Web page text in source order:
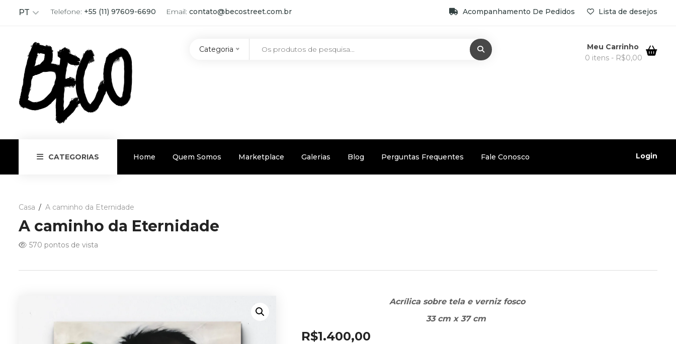
PT Telefone: +55 (11) 97609-6690 Email: contato@becostreet.com.br Acompanhamento De Pedidos Lista de desejos
Categoria
Meu Carrinho
0 itens - R$0,00
CATEGORIAS Home Quem Somos Marketplace Galerias Blog Perguntas Frequentes Fale Conosco Login
Casa A caminho da Eternidade
A caminho da Eternidade
570 pontos de vista
Acrílica sobre tela e verniz fosco
33 cm x 37 cm
R$1.400,00